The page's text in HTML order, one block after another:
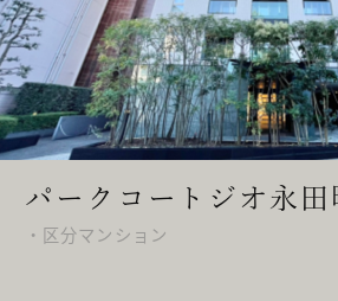
パークコートジオ永
・区分マンション